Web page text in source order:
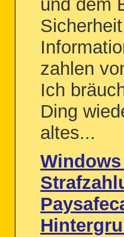
und dem
zahlen
Ich
Ding
altes...